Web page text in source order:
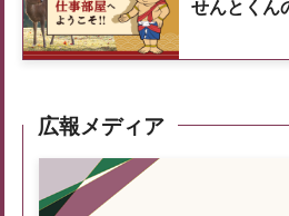
せんとくん
広報メディア